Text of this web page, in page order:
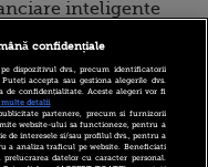
inteligente
confidențiale
dispozitivul dvs., precum identificatorii
accepta sau gestiona alegerile dvs.
confidențialitate. Aceste alegeri vor fi
multe detalii
partenere, precum si furnizorii
website-ului sa functioneze, pentru a
interesele si/sau profilul dvs., pentru a
a analiza traficul pe website. Beneficiati
datelor cu caracter personal.